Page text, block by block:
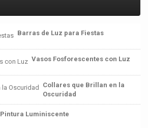
Barras de Luz para Fiestas
Vasos Fosforescentes con Luz
Collares que Brillan en la
Oscuridad
Pintura Luminiscente